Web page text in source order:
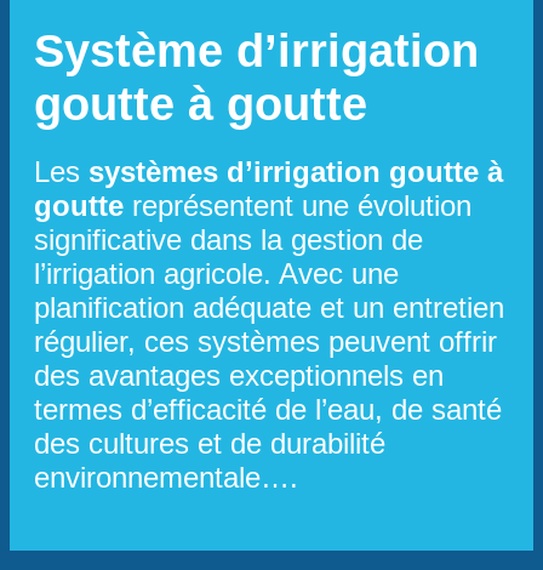
Système d’irrigation
goutte à goutte
Les systèmes d’irrigation goutte à
goutte représentent une évolution
significative dans la gestion de
l’irrigation agricole. Avec une
planification adéquate et un entretien
régulier, ces systèmes peuvent offrir
des avantages exceptionnels en
termes d’efficacité de l’eau, de santé
des cultures et de durabilité
environnementale….